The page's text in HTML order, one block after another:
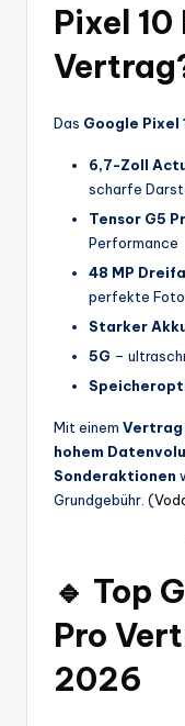
Pixel
Das Google Pixel
6,7-Zoll
scharfe
Tensor G5
Performance
48 MP
perfekte
Starker
5G –
Mit einem Vertrag
hohem
Sonderaktionen
Grundgebühr. (
🔹 Top
Pro
2026